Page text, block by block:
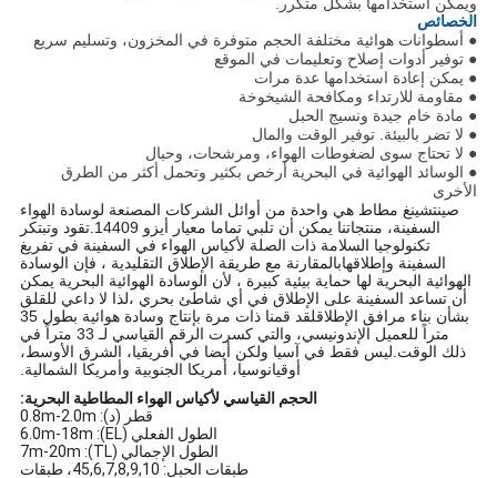
ويمكن استخدامها بشكل متكرر.
الخصائص
● أسطوانات هوائية مختلفة الحجم متوفرة في المخزون، وتسليم سريع
● توفير أدوات إصلاح وتعليمات في الموقع
● يمكن إعادة استخدامها عدة مرات
● مقاومة للارتداء ومكافحة الشيخوخة
● مادة خام جيدة ونسيج الحبل
● لا تضر بالبيئة. توفير الوقت والمال
● لا تحتاج سوى لضغوطات الهواء، ومرشحات، وحبال
● الوسائد الهوائية في البحرية أرخص بكثير وتحمل أكثر من الطرق
الأخرى
صينتشينغ مطاط هي واحدة من أوائل الشركات المصنعة لوسادة الهواء
السفينة، منتجاتنا يمكن أن تلبي تماما معيار أيزو 14409.تقود وتبتكر
تكنولوجيا السلامة ذات الصلة لأكياس الهواء في السفينة في تفريغ
السفينة وإطلاقهابالمقارنة مع طريقة الإطلاق التقليدية ، فإن الوسادة
الهوائية البحرية لها حماية بيئية كبيرة ، لأن الوسادة الهوائية البحرية يمكن
أن تساعد السفينة على الإطلاق في أي شاطئ بحري ،لذا لا داعي للقلق
بشأن بناء مرافق الإطلاقلقد قمنا ذات مرة بإنتاج وسادة هوائية بطول 35
متراً للعميل الإندونيسي، والتي كسرت الرقم القياسي لـ 33 متراً في
ذلك الوقت.ليس فقط في آسيا ولكن أيضا في أفريقيا، الشرق الأوسط،
أوقيانوسيا، أمريكا الجنوبية وأمريكا الشمالية.
الحجم القياسي لأكياس الهواء المطاطية البحرية:
قطر (د): 0.8m-2.0m
الطول الفعلي (EL): 6.0m-18m
الطول الإجمالي (TL): 7m-20m
طبقات الحبل: 45,6,7,8,9,10، طبقات